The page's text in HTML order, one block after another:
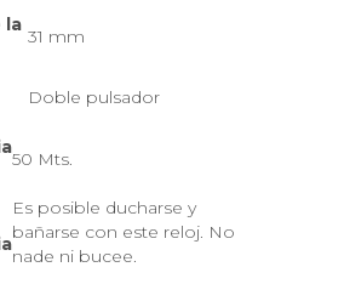
la
31 mm
Doble pulsador
50 Mts.
Es posible ducharse y
bañarse con este reloj. No
nade ni bucee.